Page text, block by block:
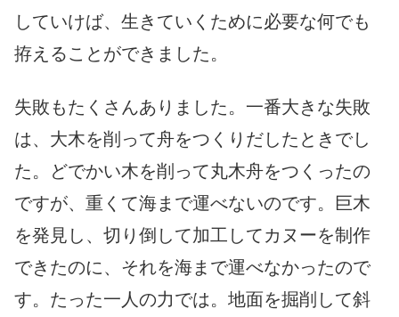
していけば、生きていくために必要な何でも
拵えることができました。
失敗もたくさんありました。一番大きな失敗
は、大木を削って舟をつくりだしたときでし
た。どでかい木を削って丸木舟をつくったの
ですが、重くて海まで運べないのです。巨木
を発見し、切り倒して加工してカヌーを制作
できたのに、それを海まで運べなかったので
す。たった一人の力では。地面を掘削して斜